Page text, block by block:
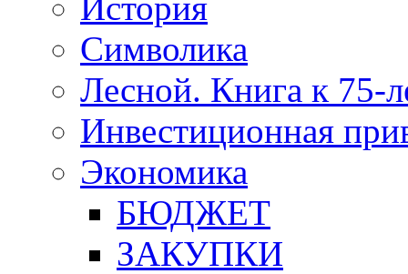
Символика
Лесной. Книга к 75-
Инвестиционная
Экономика
БЮДЖЕТ
ЗАКУПКИ